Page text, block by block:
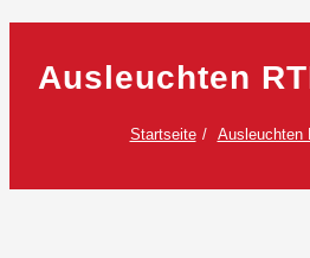
Ausleuchten
Startseite Ausleuchten